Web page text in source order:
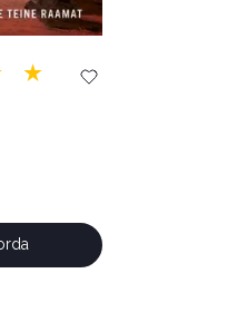
(244)
Õigus (22)